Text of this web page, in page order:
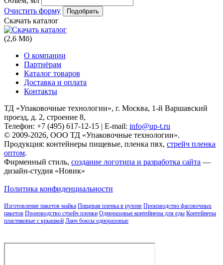
Очистить форму
Скачать каталог
(2,6 Мб)
О компании
Партнёрам
Каталог товаров
Доставка и оплата
Контакты
ТД «Упаковочные технологии», г. Москва, 1-й Варшавский
проезд, д. 2, строение 8,
Телефон: +7 (495) 617-12-15 | E-mail: info@up-t.ru
© 2009-2026, ООО ТД «Упаковочные технологии».
Продукция: контейнеры пищевые, пленка пвх, стрейч пленка
оптом.
Фирменный стиль, создание логотипа и разработка сайта —
дизайн-студия «Новик»
Политика конфиденциальности
Изготовление пакетов майка Пищевая пленка в рулоне Производство фасовочных
пакетов Производство стрейч пленки Одноразовые контейнеры для еды Контейнеры
пластиковые с крышкой Ланч боксы одноразовые